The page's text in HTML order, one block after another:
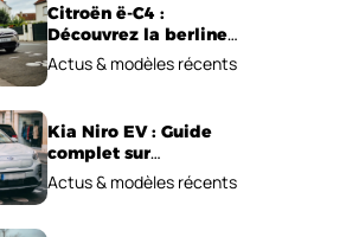
Citroën ë-C4 :
Découvrez la berline
électrique
emblématique!
Actus & modèles récents
Kia Niro EV : Guide
complet sur
l’autonomie et le prix !
Actus & modèles récents